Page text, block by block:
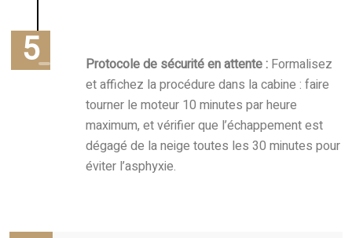
Protocole de sécurité en attente : Formalisez
et affichez la procédure dans la cabine : faire
tourner le moteur 10 minutes par heure
maximum, et vérifier que l’échappement est
dégagé de la neige toutes les 30 minutes pour
éviter l’asphyxie.